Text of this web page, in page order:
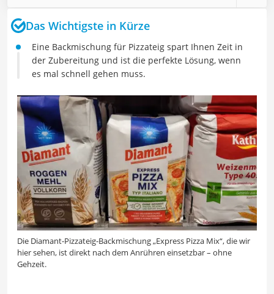
Das Wichtigste in Kürze
Eine Backmischung für Pizzateig spart Ihnen Zeit in
der Zubereitung und ist die perfekte Lösung, wenn
es mal schnell gehen muss.
Die Diamant-Pizzateig-Backmischung „Express Pizza Mix“, die wir
hier sehen, ist direkt nach dem Anrühren einsetzbar – ohne
Gehzeit.